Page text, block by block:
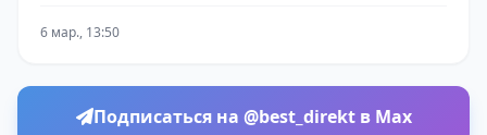
6 мар., 13:50
Подписаться на @best_direkt в Max